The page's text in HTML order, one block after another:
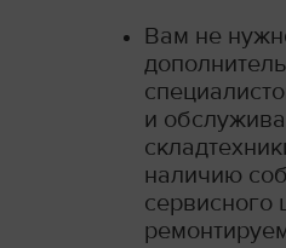
Вам не
и
наличию
сервисного